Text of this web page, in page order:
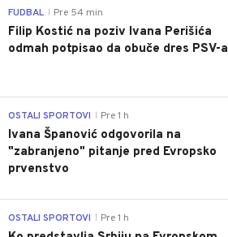
FUDBAL Pre 54 min
Filip Kostić na poziv Ivana Perišića
odmah potpisao da obuče dres PSV-a
OSTALI SPORTOVI Pre 1 h
Ivana Španović odgovorila na
"zabranjeno" pitanje pred Evropsko
prvenstvo
OSTALI SPORTOVI Pre 1 h